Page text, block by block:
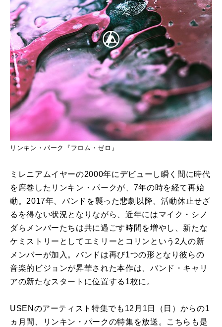
リンキン・パーク『フロム・ゼロ』
ミレニアムイヤーの2000年にデビューし瞬く間に時代
を席巻したリンキン・パークが、7年の時を経て再始
動。2017年、バンドを襲った悲劇以降、活動休止せざ
るを得ない状況となりながら、近年にはマイク・シノ
ダらメンバーたちは共に過ごす時間を増やし、新たな
ケミストリーとしてエミリーとコリンという2人の新
メンバーが加入。バンドは再び1つの形となり彼らの
音楽的ビジョンが昇華された本作は、バンド・キャリ
アの新たなスタートに位置する1枚に。
USENのアーティスト特集でも12月1日（日）からの1
ヵ月間、リンキン・パークの特集を放送。こちらも是